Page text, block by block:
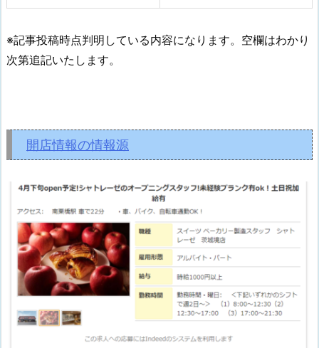
※記事投稿時点判明している内容になります。空欄はわかり
次第追記いたします。
開店情報の情報源